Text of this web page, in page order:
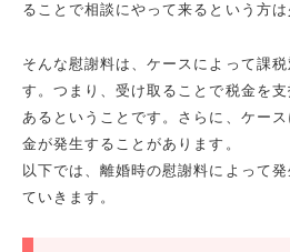
ることで相談にやって来るという方は
そんな慰謝料は、ケースによって課
す。つまり、受け取ることで税金を
あるということです。さらに、ケー
金が発生することがあります。
以下では、離婚時の慰謝料によって
ていきます。